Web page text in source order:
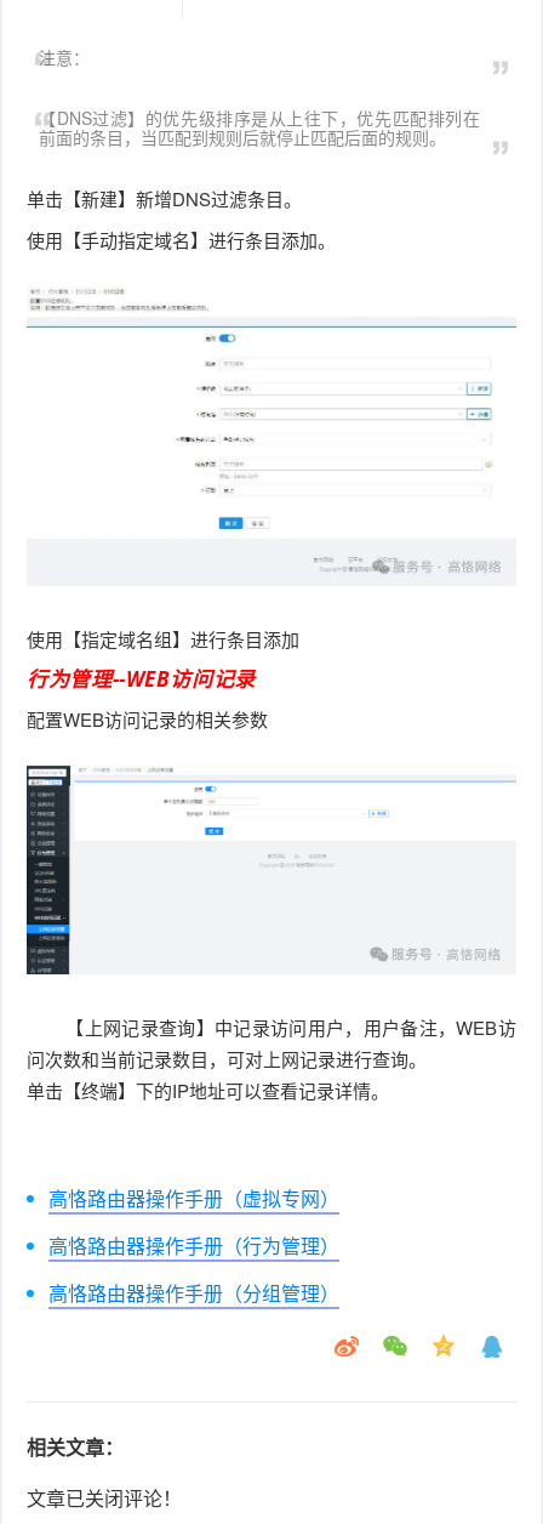
注意：
【DNS过滤】的优先级排序是从上往下，优先匹配排列在
前面的条目，当匹配到规则后就停止匹配后面的规则。
单击【新建】新增DNS过滤条目。
使用【手动指定域名】进行条目添加。
使用【指定域名组】进行条目添加
行为管理--WEB访问记录
配置WEB访问记录的相关参数
【上网记录查询】中记录访问用户，用户备注，WEB访
问次数和当前记录数目，可对上网记录进行查询。
单击【终端】下的IP地址可以查看记录详情。
高恪路由器操作手册（虚拟专网）
高恪路由器操作手册（行为管理）
高恪路由器操作手册（分组管理）
相关文章：
文章已关闭评论！